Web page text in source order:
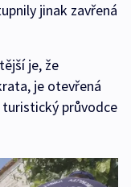
jinak zavřená
je, že
je otevřená
turistický průvodce